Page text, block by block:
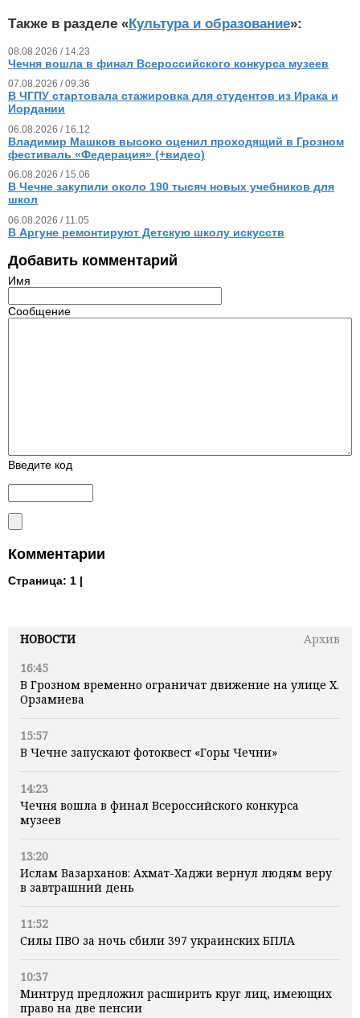
НОВОСТИ
Архив
16:45
В Грозном временно ограничат движение на улице Х.
Орзамиева
15:57
В Чечне запускают фотоквест «Горы Чечни»
14:23
Чечня вошла в финал Всероссийского конкурса
музеев
13:20
Ислам Вазарханов: Ахмат-Хаджи вернул людям веру
в завтрашний день
11:52
Силы ПВО за ночь сбили 397 украинских БПЛА
10:37
Минтруд предложил расширить круг лиц, имеющих
право на две пенсии
Также в разделе «Культура и образование»:
08.08.2026 / 14.23
Чечня вошла в финал Всероссийского конкурса музеев
07.08.2026 / 09.36
В ЧГПУ стартовала стажировка для студентов из Ирака и
Иордании
06.08.2026 / 16.12
Владимир Машков высоко оценил проходящий в Грозном
фестиваль «Федерация» (+видео)
06.08.2026 / 15.06
В Чечне закупили около 190 тысяч новых учебников для
школ
06.08.2026 / 11.05
В Аргуне ремонтируют Детскую школу искусств
Добавить комментарий
Имя
Сообщение
Введите код
Комментарии
Страница: 1 |